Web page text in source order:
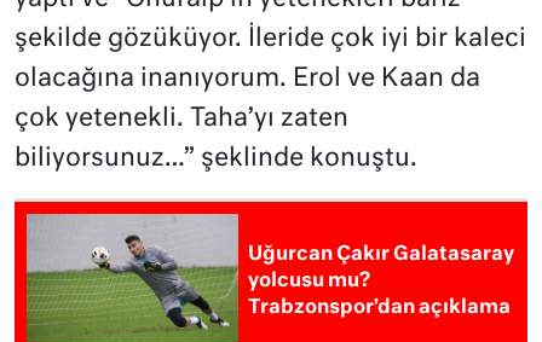
şekilde gözüküyor. İleride çok iyi bir kaleci
olacağına inanıyorum. Erol ve Kaan da
çok yetenekli. Taha’yı zaten
biliyorsunuz…” şeklinde konuştu.
Uğurcan Çakır Galatasaray
yolcusu mu?
Trabzonspor’dan açıklama